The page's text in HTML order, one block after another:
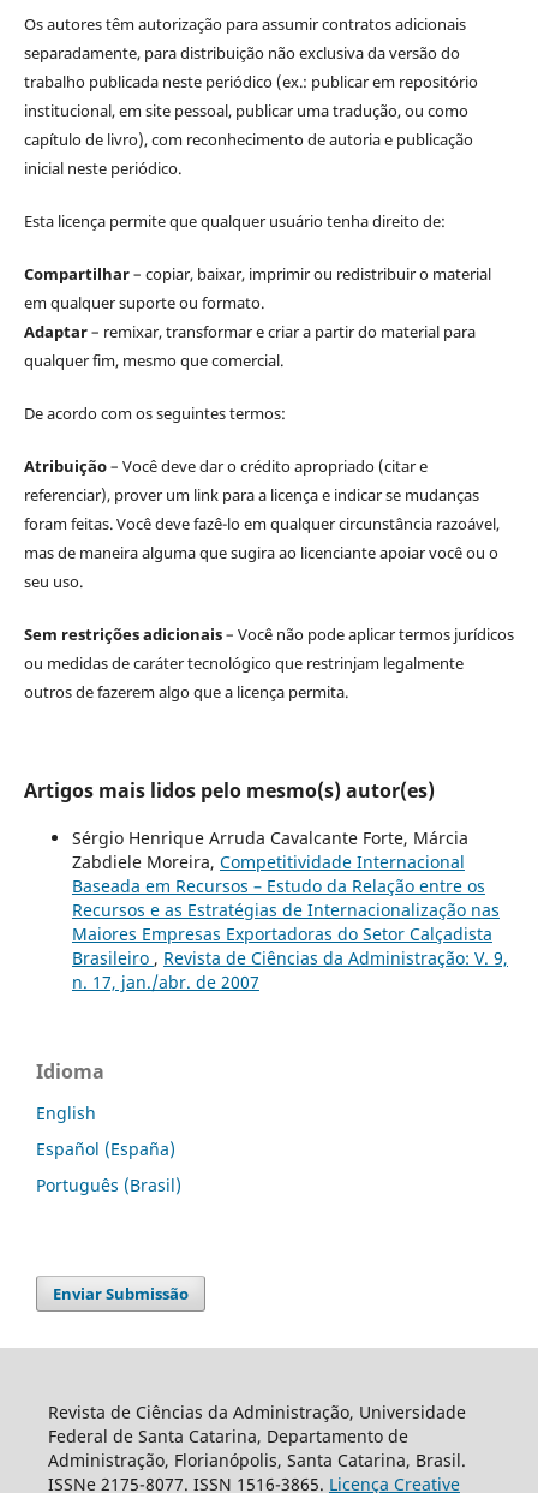
Os autores têm autorização para assumir contratos adicionais
separadamente, para distribuição não exclusiva da versão do
trabalho publicada neste periódico (ex.: publicar em repositório
institucional, em site pessoal, publicar uma tradução, ou como
capítulo de livro), com reconhecimento de autoria e publicação
inicial neste periódico.
Esta licença permite que qualquer usuário tenha direito de:
Compartilhar– copiar, baixar, imprimir ou redistribuir o material
em qualquer suporte ou formato.
Adaptar– remixar, transformar e criar a partir do material para
qualquer fim, mesmo que comercial.
De acordo com os seguintes termos:
Atribuição– Você deve dar o crédito apropriado (citar e
referenciar), prover um link para a licença e indicar se mudanças
foram feitas. Você deve fazê-lo em qualquer circunstância razoável,
mas de maneira alguma que sugira ao licenciante apoiar você ou o
seu uso.
Sem restrições adicionais– Você não pode aplicar termos jurídicos
ou medidas de caráter tecnológico que restrinjam legalmente
outros de fazerem algo que a licença permita.
Artigos mais lidos pelo mesmo(s) autor(es)
Sérgio Henrique Arruda Cavalcante Forte, Márcia
Zabdiele Moreira, Competitividade Internacional
Baseada em Recursos – Estudo da Relação entre os
Recursos e as Estratégias de Internacionalização nas
Maiores Empresas Exportadoras do Setor Calçadista
Brasileiro , Revista de Ciências da Administração: V. 9,
n. 17, jan./abr. de 2007
Idioma
English
Español (España)
Português (Brasil)
Enviar Submissão
Revista de Ciências da Administração, Universidade
Federal de Santa Catarina, Departamento de
Administração, Florianópolis, Santa Catarina, Brasil.
ISSNe 2175-8077. ISSN 1516-3865. Licença Creative